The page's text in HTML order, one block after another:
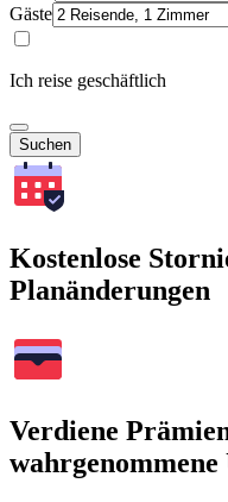
Gäste
Ich reise geschäftlich
Suchen
Kostenlose
Planänderungen
Verdiene